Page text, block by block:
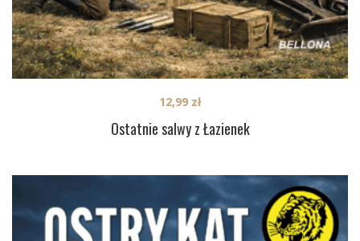
Ostatnie salwy z Łazienek
12,99 zł